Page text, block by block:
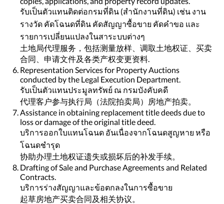
รับเป็นตัวแทนติดต่อกรมที่ดิน (สำนักงานที่ดิน) เช่น งาน
รางวัด คัดโฉนดที่ดิน คัดสัญญาซื้อขาย คัดคำขอ และ
รายการเปลี่ยนแปลงในสาระบบต่างๆ
土地局代理服务，包括测量放样、调取土地权证、买卖
合同、申请文件及各类产权变更资料.
Representation Services for Property Auctions
conducted by the Legal Execution Department.
รับเป็นตัวแทนประมูลทรัพย์ ณ กรมบังคับคดี
代理客户参与执行局（法院拍卖局）房地产拍卖。
Assistance in obtaining replacement title deeds due to
loss or damage of the original title deed.
บริการออกใบแทนโฉนด อันเนื่องจากโฉนดสูญหาย หรือ
โฉนดชำรุด
协助办理土地权证遗失或损坏后的补发手续。
Drafting of Sale and Purchase Agreements and Related
Contracts.
บริการร่างสัญญาและข้อตกลงในการซื้อขาย
起草房地产买卖合同及相关协议。